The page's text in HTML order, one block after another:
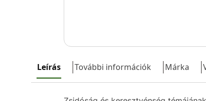
Leírás További információk Márka